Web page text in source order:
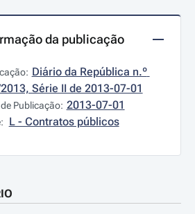
da publicação
Diário da República n.º
Série II de 2013-07-01
Publicação: 2013-07-01
L - Contratos públicos